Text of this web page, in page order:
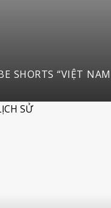
VIDEO DU LỊCH TRÊN YOUTUBE